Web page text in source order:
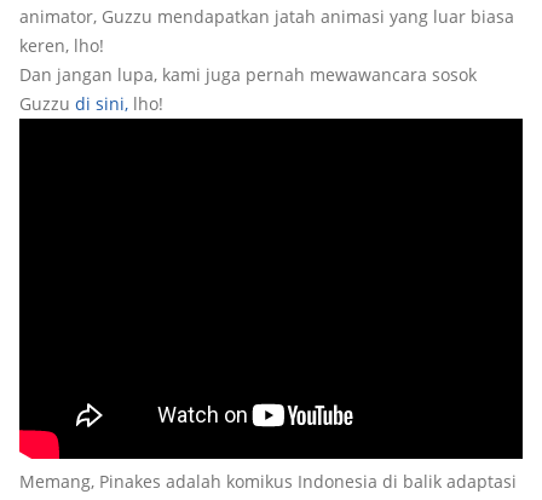
animator, Guzzu mendapatkan jatah animasi yang luar biasa
keren, lho!
Dan jangan lupa, kami juga pernah mewawancara sosok
Guzzu di sini, lho!
Memang, Pinakes adalah komikus Indonesia di balik adaptasi